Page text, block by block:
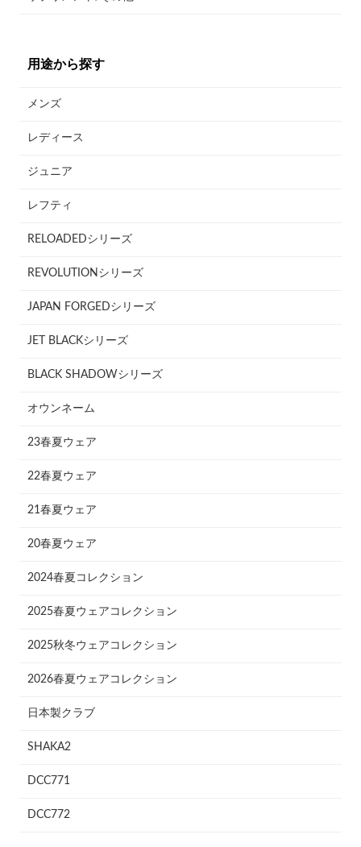
用途から探す
メンズ
レディース
ジュニア
レフティ
RELOADEDシリーズ
REVOLUTIONシリーズ
JAPAN FORGEDシリーズ
JET BLACKシリーズ
BLACK SHADOWシリーズ
オウンネーム
23春夏ウェア
22春夏ウェア
21春夏ウェア
20春夏ウェア
2024春夏コレクション
2025春夏ウェアコレクション
2025秋冬ウェアコレクション
2026春夏ウェアコレクション
日本製クラブ
SHAKA2
DCC771
DCC772